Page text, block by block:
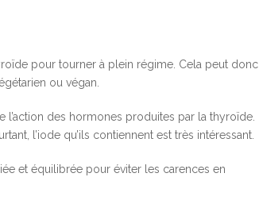
pour tourner à plein régime. Cela peut donc
ou végan.
l’action des hormones produites par la thyroïde.
l’iode qu’ils contiennent est très intéressant.
et équilibrée pour éviter les carences en